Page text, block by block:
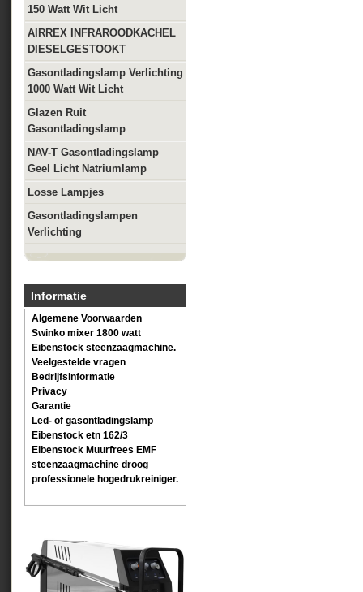
150 Watt Wit Licht
AIRREX INFRAROODKACHEL
DIESELGESTOOKT
Gasontladingslamp Verlichting
1000 Watt Wit Licht
Glazen Ruit
Gasontladingslamp
NAV-T Gasontladingslamp
Geel Licht Natriumlamp
Losse Lampjes
Gasontladingslampen
Verlichting
Informatie
Algemene Voorwaarden
Swinko mixer 1800 watt
Eibenstock steenzaagmachine.
Veelgestelde vragen
Bedrijfsinformatie
Privacy
Garantie
Led- of gasontladingslamp
Eibenstock etn 162/3
Eibenstock Muurfrees EMF
steenzaagmachine droog
professionele hogedrukreiniger.